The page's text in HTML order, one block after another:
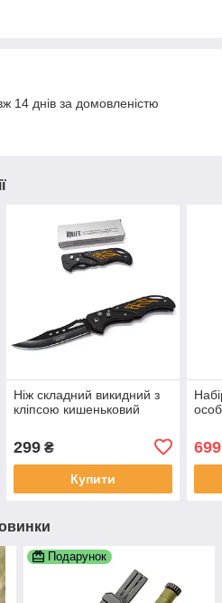
14 днів за домовленістю
Ніж складний викидний з
кліпсою кишеньковий
299₴
Купити
699
Подарунок